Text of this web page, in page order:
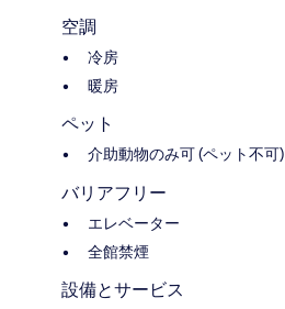
空調
冷房
暖房
ペット
介助動物のみ可 (ペット不可)
バリアフリー
エレベーター
全館禁煙
設備とサービス